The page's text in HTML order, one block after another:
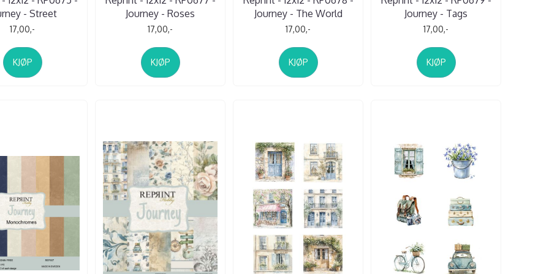
- Street
17,00,-
KJØP
Journey - Roses
17,00,-
KJØP
Journey - The World
17,00,-
KJØP
Journey - Tags
17,00,-
KJØP